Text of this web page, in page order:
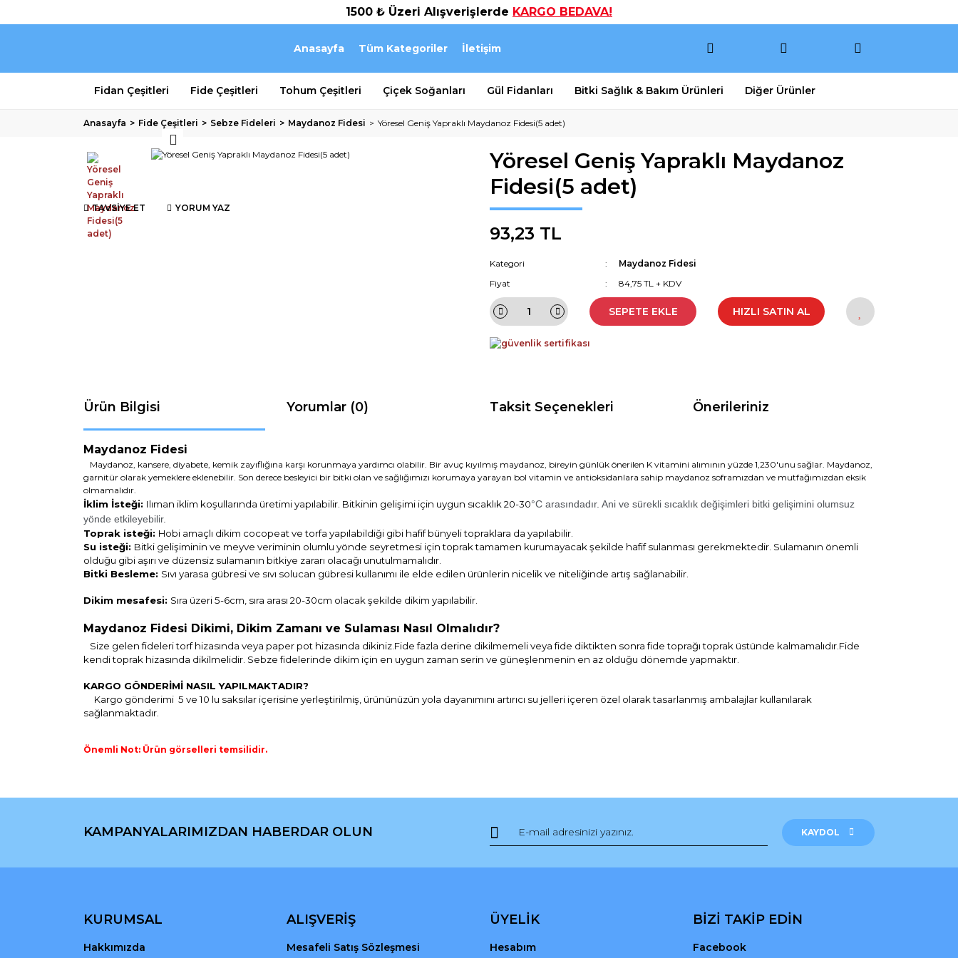
1500 ₺ Üzeri Alışverişlerde KARGO BEDAVA!
Anasayfa Tüm Kategoriler İletişim
Fidan Çeşitleri Fide Çeşitleri Tohum Çeşitleri Çiçek Soğanları Gül Fidanları Bitki Sağlık & Bakım Ürünleri Diğer Ürünler
Anasayfa Fide Çeşitleri Sebze Fideleri Maydanoz Fidesi Yöresel Geniş Yapraklı Maydanoz Fidesi(5 adet)
TAVSİYE ET YORUM YAZ
Yöresel Geniş Yapraklı Maydanoz
Fidesi(5 adet)
93,23 TL
Kategori
Maydanoz Fidesi
Fiyat
84,75 TL + KDV
SEPETE EKLE HIZLI SATIN AL
Ürün Bilgisi Yorumlar (0) Taksit Seçenekleri Önerileriniz
Maydanoz Fidesi
Maydanoz, kansere, diyabete, kemik zayıflığına karşı korunmaya yardımcı olabilir. Bir avuç kıyılmış maydanoz, bireyin günlük önerilen K vitamini alımının yüzde 1,230'unu sağlar. Maydanoz,
garnitür olarak yemeklere eklenebilir. Son derece besleyici bir bitki olan ve sağlığımızı korumaya yarayan bol vitamin ve antioksidanlara sahip maydanoz soframızdan ve mutfağımızdan eksik
olmamalıdır.
İklim İsteği: Ilıman iklim koşullarında üretimi yapılabilir. Bitkinin gelişimi için uygun sıcaklık 20-30°C arasındadır. Ani ve sürekli sıcaklık değişimleri bitki gelişimini olumsuz
yönde etkileyebilir.
Toprak isteği: Hobi amaçlı dikim cocopeat ve torfa yapılabildiği gibi hafif bünyeli topraklara da yapılabilir.
Su isteği: Bitki gelişiminin ve meyve veriminin olumlu yönde seyretmesi için toprak tamamen kurumayacak şekilde hafif sulanması gerekmektedir. Sulamanın önemli
olduğu gibi aşırı ve düzensiz sulamanın bitkiye zararı olacağı unutulmamalıdır.
Bitki Besleme: Sıvı yarasa gübresi ve sıvı solucan gübresi kullanımı ile elde edilen ürünlerin nicelik ve niteliğinde artış sağlanabilir.
Dikim mesafesi: Sıra üzeri 5-6cm, sıra arası 20-30cm olacak şekilde dikim yapılabilir.
Maydanoz Fidesi Dikimi, Dikim Zamanı ve Sulaması Nasıl Olmalıdır?
Size gelen fideleri torf hizasında veya paper pot hizasında dikiniz.Fide fazla derine dikilmemeli veya fide diktikten sonra fide toprağı toprak üstünde kalmamalıdır.Fide
kendi toprak hizasında dikilmelidir. Sebze fidelerinde dikim için en uygun zaman serin ve güneşlenmenin en az olduğu dönemde yapmaktır.
KARGO GÖNDERİMİ NASIL YAPILMAKTADIR?
Kargo gönderimi 5 ve 10 lu saksılar içerisine yerleştirilmiş, ürününüzün yola dayanımını artırıcı su jelleri içeren özel olarak tasarlanmış ambalajlar kullanılarak
sağlanmaktadır.
Önemli Not: Ürün görselleri temsilidir.
Yorum Yaz
Görüş ve önerileriniz için teşekkür ederiz.
Ürün resmi kalitesiz, bozuk veya görüntülenemiyor.
KAMPANYALARIMIZDAN HABERDAR OLUN KAYDOL
KURUMSAL
Hakkımızda
ALIŞVERİŞ
Mesafeli Satış Sözleşmesi
ÜYELİK
Hesabım
BİZİ TAKİP EDİN
Facebook